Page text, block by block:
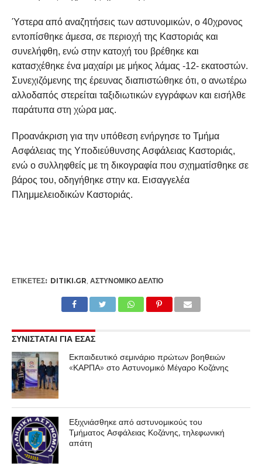
Ύστερα από αναζητήσεις των αστυνομικών, ο 40χρονος
εντοπίσθηκε άμεσα, σε περιοχή της Καστοριάς και
συνελήφθη, ενώ στην κατοχή του βρέθηκε και
κατασχέθηκε ένα μαχαίρι με μήκος λάμας -12- εκατοστών.
Συνεχιζόμενης της έρευνας διαπιστώθηκε ότι, ο ανωτέρω
αλλοδαπός στερείται ταξιδιωτικών εγγράφων και εισήλθε
παράτυπα στη χώρα μας.
Προανάκριση για την υπόθεση ενήργησε το Τμήμα
Ασφάλειας της Υποδιεύθυνσης Ασφάλειας Καστοριάς,
ενώ ο συλληφθείς με τη δικογραφία που σχηματίσθηκε σε
βάρος του, οδηγήθηκε στην κα. Εισαγγελέα
Πλημμελειοδικών Καστοριάς.
ΕΤΙΚΕΤΕΣ: DITIKI.GR ΑΣΤΥΝΟΜΙΚΌ ΔΕΛΤΊΟ
ΣΥΝΙΣΤΑΤΑΙ ΓΙΑ ΕΣΑΣ
Εκπαιδευτικό σεμινάριο πρώτων βοηθειών
«ΚΑΡΠΑ» στο Αστυνομικό Μέγαρο Κοζάνης
Εξιχνιάσθηκε από αστυνομικούς του
Τμήματος Ασφάλειας Κοζάνης, τηλεφωνική
απάτη